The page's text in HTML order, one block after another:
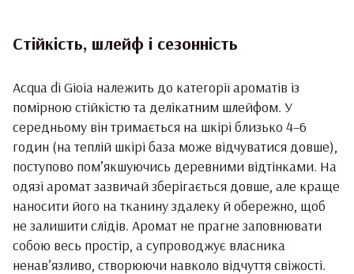
Стійкість, шлейф і сезонність
Acqua di Gioia належить до категорії ароматів із
помірною стійкістю та делікатним шлейфом. У
середньому він тримається на шкірі близько 4–6
годин (на теплій шкірі база може відчуватися довше),
поступово пом’якшуючись деревними відтінками. На
одязі аромат зазвичай зберігається довше, але краще
наносити його на тканину здалеку й обережно, щоб
не залишити слідів. Аромат не прагне заповнювати
собою весь простір, а супроводжує власника
ненав’язливо, створюючи навколо відчуття свіжості.